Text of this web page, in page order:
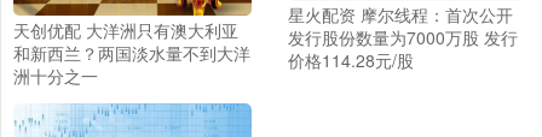
天创优配 大洋洲只有澳大利亚
和新西兰？两国淡水量不到大洋
洲十分之一
星火配资 摩尔线程：首次公开
发行股份数量为7000万股 发行
价格114.28元/股